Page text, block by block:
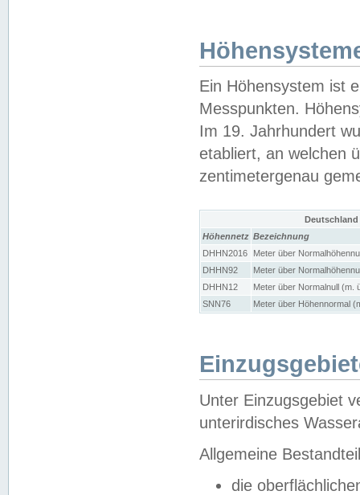
Ein Höhensystem ist
Messpunkten.
Im 19. Jahrhundert
etabliert, an welchen
zentimetergenau
Höhennetz Bezeichnung
DHHN2016
Meter über
DHHN92
Meter über
DHHN12
Meter über Normalnull (m.
SNN76
Meter über Höhennormal
Unter Einzugsgebiet
unterirdisches
Allgemeine
die